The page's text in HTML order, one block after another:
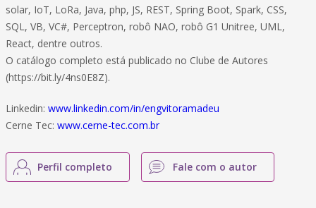
solar, IoT, LoRa, Java, php, JS, REST, Spring Boot, Spark, CSS,
SQL, VB, VC#, Perceptron, robô NAO, robô G1 Unitree, UML,
React, dentre outros.
O catálogo completo está publicado no Clube de Autores
(https://bit.ly/4ns0E8Z).
Linkedin: www.linkedin.com/in/engvitoramadeu
Cerne Tec: www.cerne-tec.com.br
Perfil completo Fale com o autor